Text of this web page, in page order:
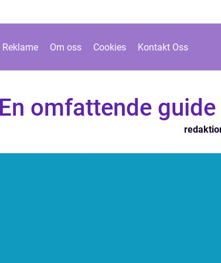
Reklame Om oss Cookies Kontakt Oss
omfattende guide